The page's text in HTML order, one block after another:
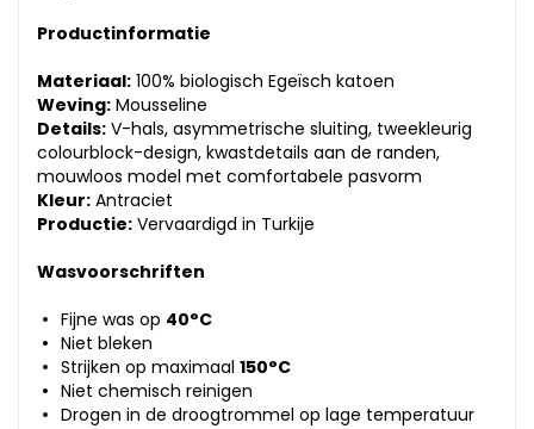
Productinformatie
Materiaal: 100% biologisch Egeïsch katoen
Weving: Mousseline
Details: V-hals, asymmetrische sluiting, tweekleurig
colourblock-design, kwastdetails aan de randen,
mouwloos model met comfortabele pasvorm
Kleur: Antraciet
Productie: Vervaardigd in Turkije
Wasvoorschriften
Fijne was op 40°C
Niet bleken
Strijken op maximaal 150°C
Niet chemisch reinigen
Drogen in de droogtrommel op lage temperatuur